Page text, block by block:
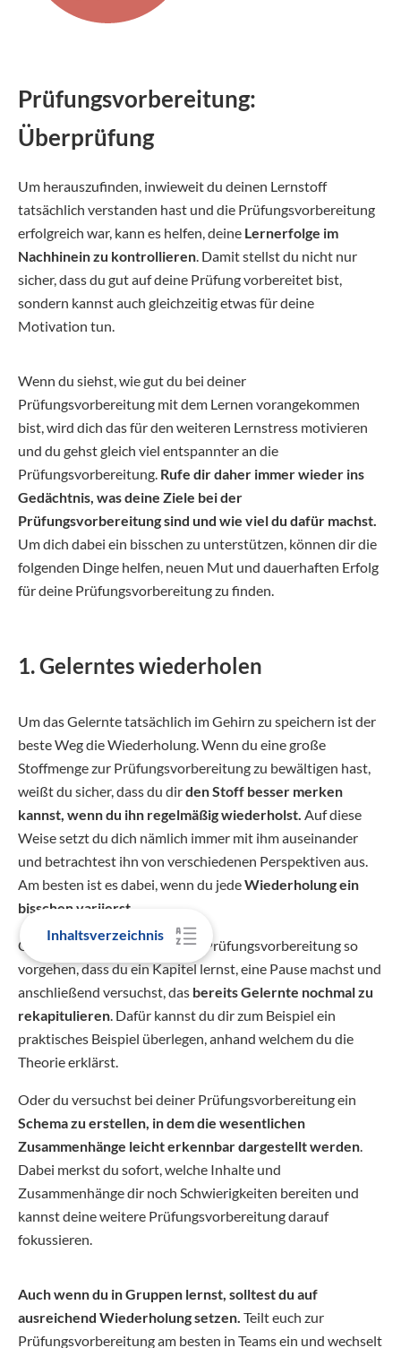
Inhaltsverzeichnis
Prüfungsvorbereitung:
Überprüfung
Um herauszufinden, inwieweit du deinen Lernstoff
tatsächlich verstanden hast und die Prüfungsvorbereitung
erfolgreich war, kann es helfen, deine Lernerfolge im
Nachhinein zu kontrollieren. Damit stellst du nicht nur
sicher, dass du gut auf deine Prüfung vorbereitet bist,
sondern kannst auch gleichzeitig etwas für deine
Motivation tun.
Wenn du siehst, wie gut du bei deiner
Prüfungsvorbereitung mit dem Lernen vorangekommen
bist, wird dich das für den weiteren Lernstress motivieren
und du gehst gleich viel entspannter an die
Prüfungsvorbereitung. Rufe dir daher immer wieder ins
Gedächtnis, was deine Ziele bei der
Prüfungsvorbereitung sind und wie viel du dafür machst.
Um dich dabei ein bisschen zu unterstützen, können dir die
folgenden Dinge helfen, neuen Mut und dauerhaften Erfolg
für deine Prüfungsvorbereitung zu finden.
1. Gelerntes wiederholen
Um das Gelernte tatsächlich im Gehirn zu speichern ist der
beste Weg die Wiederholung. Wenn du eine große
Stoffmenge zur Prüfungsvorbereitung zu bewältigen hast,
weißt du sicher, dass du dirden Stoff besser merken
kannst, wenn du ihn regelmäßig wiederholst. Auf diese
Weise setzt du dich nämlich immer mit ihm auseinander
und betrachtest ihn von verschiedenen Perspektiven aus.
Am besten ist es dabei, wenn du jedeWiederholung ein
bisschen variierst
Generell solltest du bei deiner Prüfungsvorbereitung so
vorgehen, dass du ein Kapitel lernst, eine Pause machst und
anschließend versuchst, das bereits Gelernte nochmal zu
rekapitulieren. Dafür kannst du dir zum Beispiel ein
praktisches Beispiel überlegen, anhand welchem du die
Theorie erklärst.
Oder du versuchst bei deiner Prüfungsvorbereitung ein
Schema zu erstellen, in dem die wesentlichen
Zusammenhänge leicht erkennbar dargestellt werden.
Dabei merkst du sofort, welche Inhalte und
Zusammenhänge dir noch Schwierigkeiten bereiten und
kannst deine weitere Prüfungsvorbereitung darauf
fokussieren.
Auch wenn du in Gruppen lernst, solltest du auf
ausreichend Wiederholung setzen. Teilt euch zur
Prüfungsvorbereitung am besten in Teams ein und wechselt